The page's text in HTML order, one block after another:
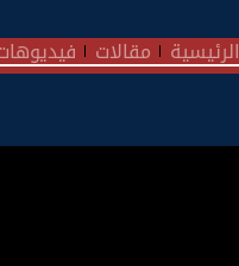
الرئيسية مقالات